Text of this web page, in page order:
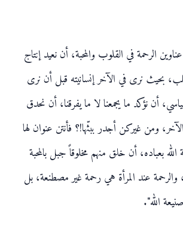
الرحمة في القلوب والمحبة، أن نعيد إنتاج
بحيث نرى في الآخر إنسانيته قبل أن نرى
أن نؤكد ما يجمعنا لا ما يفرقنا، أن نحدق
ومن غيركن أجدر ببثّها!؟ فأنتن عنوان لها
بعباده، أن خلق منهم مخلوقاً جبل بالمحبة
والرحمة عند المرأة هي رحمة غير مصطنعة، بل
الله".